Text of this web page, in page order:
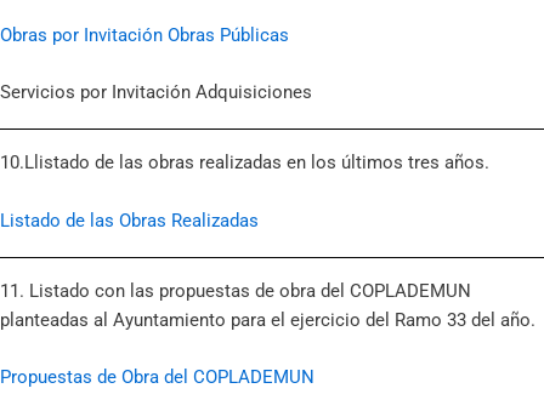
Obras por Invitación Obras Públicas
Servicios por Invitación Adquisiciones
10.Llistado de las obras realizadas en los últimos tres años.
Listado de las Obras Realizadas
11. Listado con las propuestas de obra del COPLADEMUN
planteadas al Ayuntamiento para el ejercicio del Ramo 33 del año.
Propuestas de Obra del COPLADEMUN